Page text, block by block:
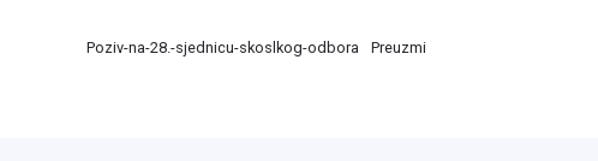
Poziv-na-28.-sjednicu-skoslkog-odbora Preuzmi